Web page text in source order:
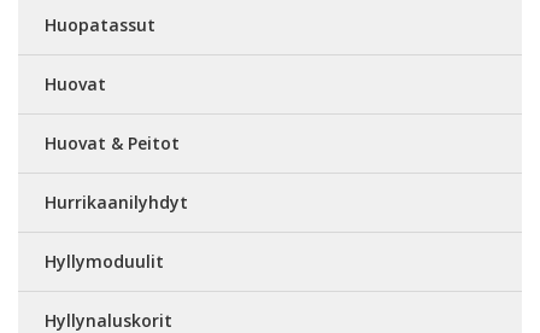
Huopatassut
Huovat
Huovat & Peitot
Hurrikaanilyhdyt
Hyllymoduulit
Hyllynaluskorit